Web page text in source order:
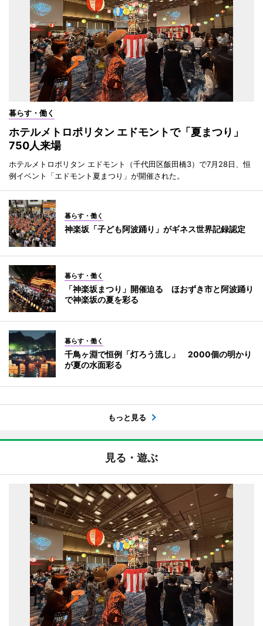
暮らす・働く
ホテルメトロポリタン エドモントで「夏まつり」
750人来場
ホテルメトロポリタン エドモント（千代田区飯田橋3）で7月28日、恒
例イベント「エドモント夏まつり」が開催された。
暮らす・働く
神楽坂「子ども阿波踊り」がギネス世界記録認定
暮らす・働く
「神楽坂まつり」開催迫る ほおずき市と阿波踊り
で神楽坂の夏を彩る
暮らす・働く
千鳥ヶ淵で恒例「灯ろう流し」 2000個の明かり
が夏の水面彩る
もっと見る
見る・遊ぶ